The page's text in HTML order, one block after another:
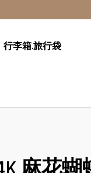
行李箱.旅行袋